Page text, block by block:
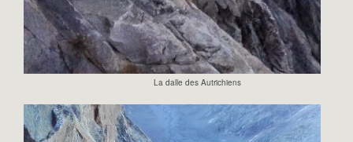
La dalle des Autrichiens